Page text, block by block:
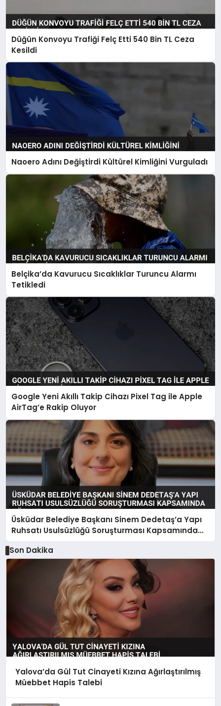
Düğün Konvoyu Trafiği Felç Etti 540 Bin TL Ceza
Kesildi
Naoero Adını Değiştirdi Kültürel Kimliğini Vurguladı
Belçika’da Kavurucu Sıcaklıklar Turuncu Alarmı
Tetikledi
Google Yeni Akıllı Takip Cihazı Pixel Tag ile Apple
AirTag’e Rakip Oluyor
Üsküdar Belediye Başkanı Sinem Dedetaş’a Yapı
Ruhsatı Usulsüzlüğü Soruşturması Kapsamında
Gözaltı
Son Dakika
Yalova’da Gül Tut Cinayeti Kızına Ağırlaştırılmış
Müebbet Hapis Talebi